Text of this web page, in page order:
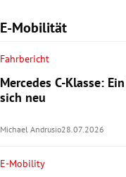
E-Mobilität
Fahrbericht
Mercedes C-Klasse:
sich neu
Michael Andrusio28.07.2026
E-Mobility